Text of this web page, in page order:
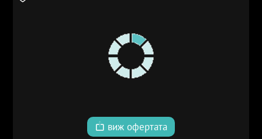
виж офертата